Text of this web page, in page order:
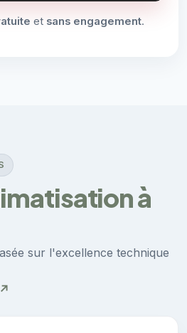
et sans engagement.
à
sur l'excellence technique